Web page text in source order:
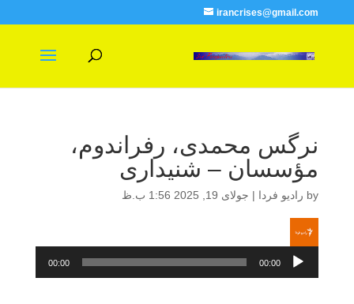
irancrises@gmail.com
نرگس محمدی، رفراندوم،
مؤسسان – شنیداری
by رادیو فردا | جولای 19, 2025 1:56 ب.ظ
پخش‌کننده
صوت
00:00
00:00